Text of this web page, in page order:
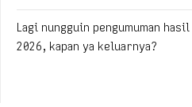
Lagi nungguin pengumuman hasil
2026, kapan ya keluarnya?